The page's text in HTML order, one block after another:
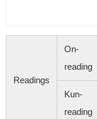
Readings
On-
reading
Kun-
reading